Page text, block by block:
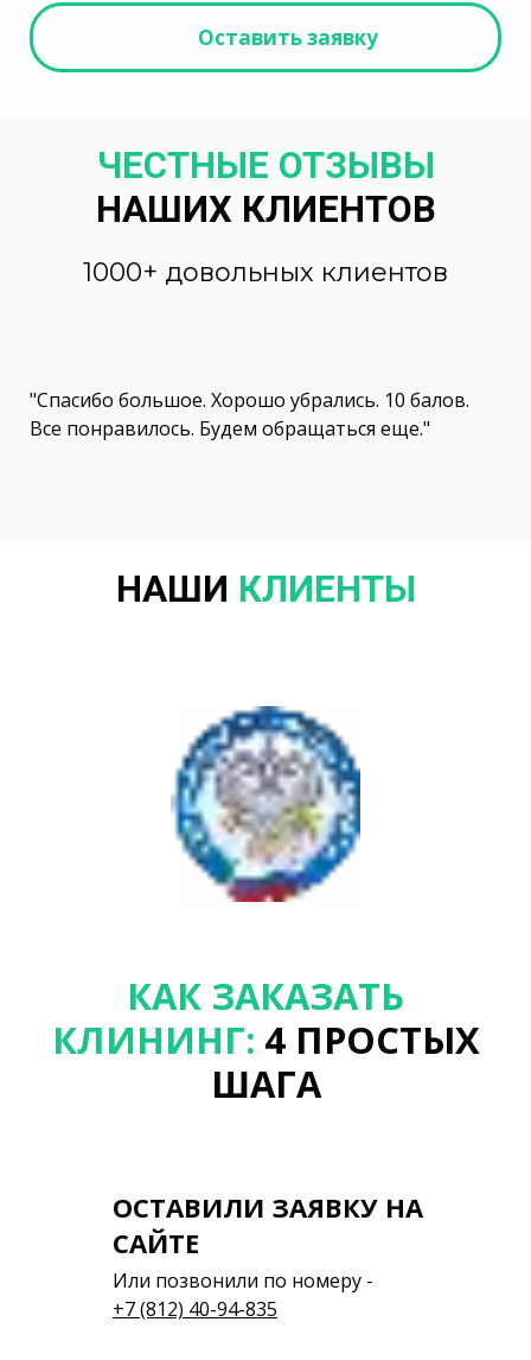
Оставить заявку
ЧЕСТНЫЕ ОТЗЫВЫ
НАШИХ КЛИЕНТОВ
1000+ довольных клиентов
"Спасибо большое. Хорошо убрались. 10 балов.
Все понравилось. Будем обращаться еще."
НАШИ КЛИЕНТЫ
КАК ЗАКАЗАТЬ
КЛИНИНГ: 4 ПРОСТЫХ
ШАГА
ОСТАВИЛИ ЗАЯВКУ НА
САЙТЕ
Или позвонили по номеру -
+7 (812) 40-94-835